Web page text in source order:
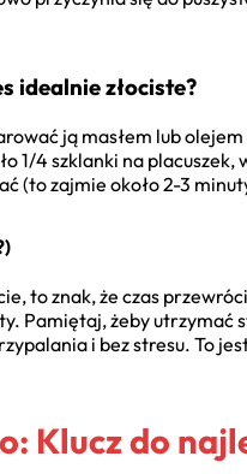
idealnie złociste?
ją masłem lub
1/4 szklanki na
(to zajmie około 2-3
to znak, że czas
Pamiętaj, żeby
i bez stresu. To
Klucz do